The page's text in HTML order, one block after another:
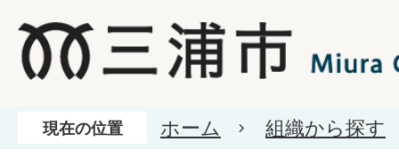
現在の位置 ホーム 組織から探す